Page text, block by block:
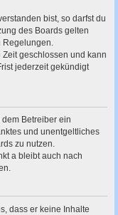
bist, so darfst du
des Boards gelten
geschlossen und kann
jederzeit gekündigt
Betreiber ein
und unentgeltliches
zu nutzen.
a bleibt auch nach
dass er keine Inhalte